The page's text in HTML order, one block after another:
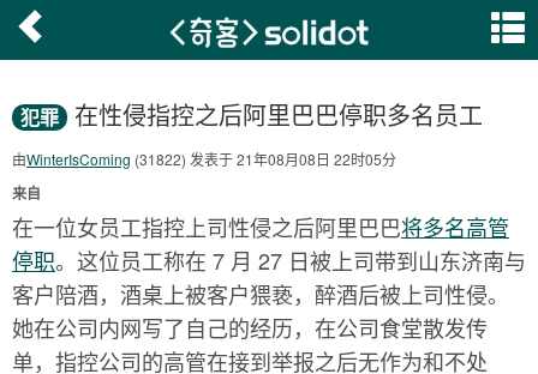
犯罪 在性侵指控之后阿里巴巴停职多名员工
由WinterIsComing (31822) 发表于 21年08月08日 22时05分
来自
在一位女员工指控上司性侵之后阿里巴巴将多名高管
停职。这位员工称在 7 月 27 日被上司带到山东济南与
客户陪酒，酒桌上被客户猥亵，醉酒后被上司性侵。
她在公司内网写了自己的经历，在公司食堂散发传
单，指控公司的高管在接到举报之后无作为和不处